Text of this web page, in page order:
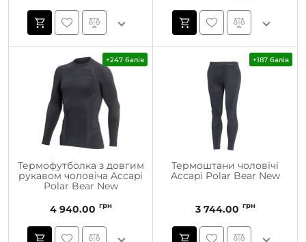
+247 балів
Термофутболка з довгим
рукавом чоловіча Accapi
Polar Bear New
4 940.00 грн
+187 балів
Термоштани чоловічі
Accapi Polar Bear New
3 744.00 грн